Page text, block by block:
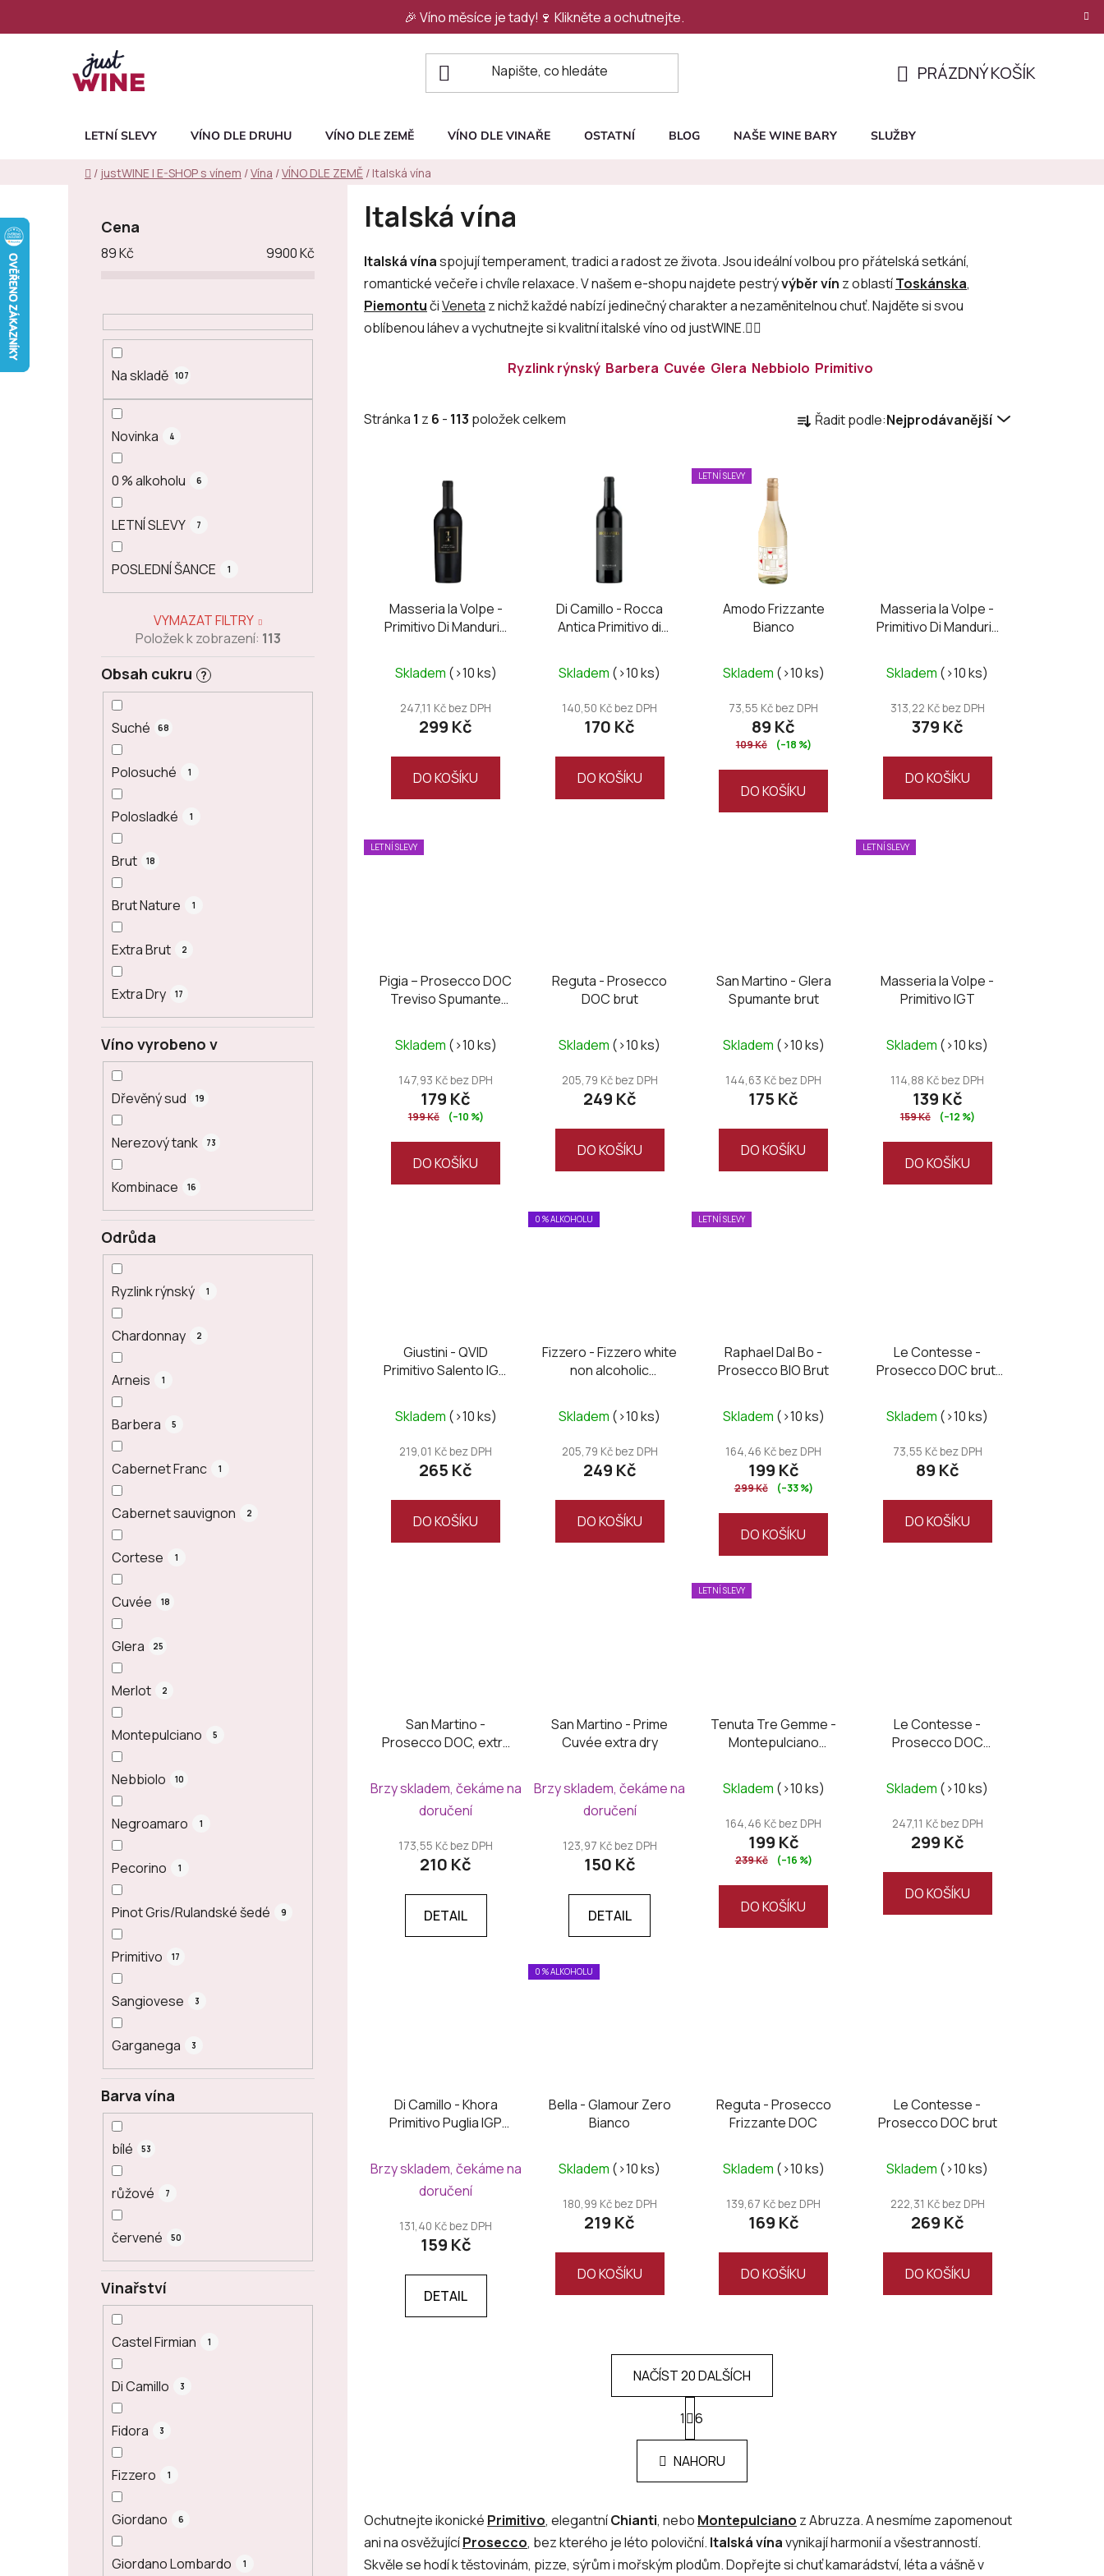
🎉 Víno měsíce je tady!🍷 Klikněte a ochutnejte.
KOŠÍK
PRÁZDNÝ KOŠÍK
LETNÍ SLEVY VÍNO DLE DRUHU VÍNO DLE ZEMĚ VÍNO DLE VINAŘE OSTATNÍ BLOG NAŠE WINE BARY SLUŽBY
Domů
/ justWINE | E-SHOP s vínem /Vína /VÍNO DLE ZEMĚ / Italská vína
Cena
89Kč 9900Kč
Na skladě 107
Novinka 4
0 % alkoholu 6
LETNÍ SLEVY 7
POSLEDNÍ ŠANCE 1
Odrůda
Ryzlink rýnský 1
Chardonnay 2
Arneis 1
Barbera 5
Cabernet Franc 1
Cabernet sauvignon 2
Cortese 1
Cuvée 18
Glera 25
Merlot 2
Montepulciano 5
Nebbiolo 10
Negroamaro 1
Pecorino 1
Pinot Gris/Rulandské šedé 9
Primitivo 17
Sangiovese 3
Garganega 3
Barva vína
bílé 53
růžové 7
červené 50
Vinařství
Castel Firmian 1
Di Camillo 3
Fidora 3
Fizzero 1
Giordano 6
Giordano Lombardo 1
Obsah cukru ?
Suché 68
Polosuché 1
Polosladké 1
Brut 18
Brut Nature 1
Extra Brut 2
Extra Dry 17
Víno vyrobeno v
Dřevěný sud 19
Nerezový tank 73
Kombinace 16
VYMAZAT FILTRY
Položek k zobrazení: 113
Italská vína
Italská vínaspojují temperament, tradici a radost ze života. Jsou ideální volbou pro přátelská setkání,
romantické večeře i chvíle relaxace. V našem e-shopu najdete pestrývýběr vín z oblastíToskánska,
PiemontučiVeneta z nichž každé nabízí jedinečný charakter a nezaměnitelnou chuť. Najděte si svou
oblíbenou láhev a vychutnejte si kvalitní italské víno od justWINE.👇🏻
Ryzlink rýnský Barbera Cuvée Glera Nebbiolo Primitivo
Stránka 1 z 6 - 113 položek celkem a
d
u
t
ů
Řadit podle:Nejprodávanější
Masseria la Volpe -
Primitivo Di Manduria
hodnocení
produktu
je
z
Skladem (>10 ks)
247,11 Kč bez DPH
299 Kč
DO KOŠÍKU
Di Camillo - Rocca
Antica Primitivo di
hodnocení
produktu
je
z
Skladem (>10 ks)
140,50 Kč bez DPH
170 Kč
DO KOŠÍKU
LETNÍ SLEVY
Amodo Frizzante
Bianco
Skladem (>10 ks)
73,55 Kč bez DPH
89 Kč
109 Kč (–18 %)
DO KOŠÍKU
Masseria la Volpe -
Primitivo Di Manduria
hodnocení
produktu
je
z
Skladem (>10 ks)
313,22 Kč bez DPH
379 Kč
DO KOŠÍKU
LETNÍ SLEVY
Pigia – Prosecco DOC
Treviso Spumante
Skladem (>10 ks)
147,93 Kč bez DPH
179 Kč
199 Kč (–10 %)
DO KOŠÍKU
Reguta - Prosecco
DOC brut
hodnocení
produktu
je
z
Skladem (>10 ks)
205,79 Kč bez DPH
249 Kč
DO KOŠÍKU
San Martino - Glera
Spumante brut
Skladem (>10 ks)
144,63 Kč bez DPH
175 Kč
DO KOŠÍKU
LETNÍ SLEVY
Masseria la Volpe -
Primitivo IGT
Skladem (>10 ks)
114,88 Kč bez DPH
139 Kč
159 Kč (–12 %)
DO KOŠÍKU
Giustini - QVID
Primitivo Salento IGT
Skladem (>10 ks)
219,01 Kč bez DPH
265 Kč
DO KOŠÍKU
0 % ALKOHOLU
Fizzero - Fizzero white
non alcoholic
Skladem (>10 ks)
205,79 Kč bez DPH
249 Kč
DO KOŠÍKU
LETNÍ SLEVY
Raphael Dal Bo -
Prosecco BIO Brut
Skladem (>10 ks)
164,46 Kč bez DPH
199 Kč
299 Kč (–33 %)
DO KOŠÍKU
Le Contesse -
Prosecco DOC brut,
Skladem (>10 ks)
73,55 Kč bez DPH
89 Kč
DO KOŠÍKU
San Martino -
Prosecco DOC, extra
Brzy skladem, čekáme na
doručení
173,55 Kč bez DPH
210 Kč
DETAIL
San Martino - Prime
Cuvée extra dry
Brzy skladem, čekáme na
doručení
123,97 Kč bez DPH
150 Kč
DETAIL
LETNÍ SLEVY
Tenuta Tre Gemme -
Montepulciano
Santirene 2020
Skladem (>10 ks)
164,46 Kč bez DPH
199 Kč
239 Kč (–16 %)
DO KOŠÍKU
Le Contesse -
Prosecco DOC
Skladem (>10 ks)
247,11 Kč bez DPH
299 Kč
DO KOŠÍKU
Di Camillo - Khora
Primitivo Puglia IGP
Brzy skladem, čekáme na
doručení
131,40 Kč bez DPH
159 Kč
DETAIL
0 % ALKOHOLU
Bella - Glamour Zero
Bianco
Skladem (>10 ks)
180,99 Kč bez DPH
219 Kč
DO KOŠÍKU
Reguta - Prosecco
Frizzante DOC
Skladem (>10 ks)
139,67 Kč bez DPH
169 Kč
DO KOŠÍKU
Le Contesse -
Prosecco DOC brut
Skladem (>10 ks)
222,31 Kč bez DPH
269 Kč
DO KOŠÍKU
O
v
l
á
a
c
í
p
NAČÍST 20 DALŠÍCH
S
t
r
n
k
v
á
n
í
1 6
NAHORU
Ochutnejte ikonické Primitivo, elegantníChianti, nebo Montepulciano z Abruzza. A nesmíme zapomenout
ani na osvěžujícíProsecco, bez kterého je léto poloviční. Italská vínavynikají harmonií a všestranností.
Skvěle se hodí k těstovinám, pizze, sýrům i mořským plodům. Dopřejte si chuť kamarádství, léta a vášně v